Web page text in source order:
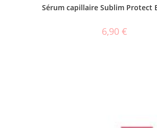
Sérum capillaire Sublim Protect
6,90 €